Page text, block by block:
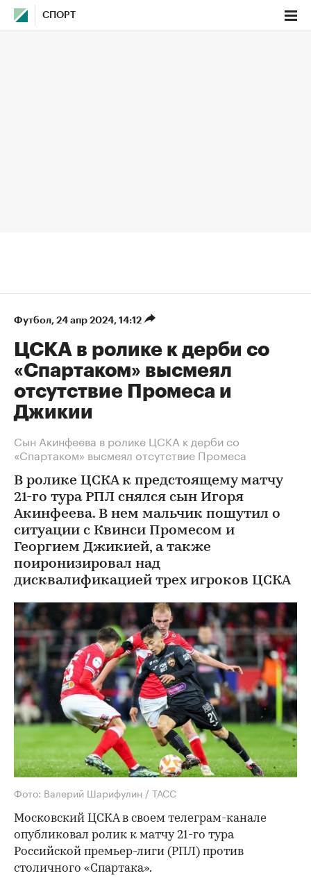
СПОРТ
Футбол⁠, 24 апр 2024, 14:12
ЦСКА в ролике к дерби со
«Спартаком» высмеял
отсутствие Промеса и
Джикии
Сын Акинфеева в ролике ЦСКА к дерби со
«Спартаком» высмеял отсутствие Промеса
В ролике ЦСКА к предстоящему матчу
21-го тура РПЛ снялся сын Игоря
Акинфеева. В нем мальчик пошутил о
ситуации с Квинси Промесом и
Георгием Джикией, а также
поиронизировал над
дисквалификацией трех игроков ЦСКА
Фото: Валерий Шарифулин / ТАСС
Московский ЦСКА в своем телеграм-канале
опубликовал ролик к матчу 21-го тура
Российской премьер-лиги (РПЛ) против
столичного «Спартака».